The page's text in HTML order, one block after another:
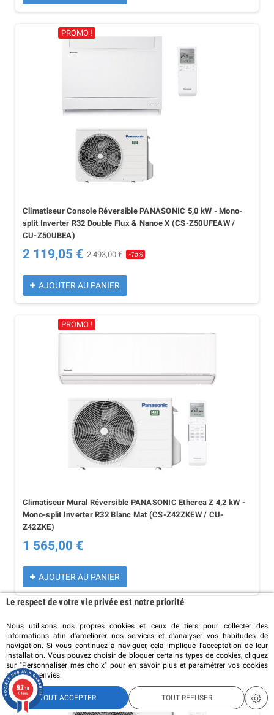
Le respect de votre vie privée est notre priorité
Nous utilisons nos propres cookies et ceux de tiers pour collecter des
informations afin d'améliorer nos services et d'analyser vos habitudes de
navigation. Si vous continuez à naviguer, cela implique l'acceptation de leur
installation. Vous pouvez choisir de bloquer certains types de cookies, cliquez
sur "Personnaliser mes choix" pour en savoir plus et paramétrer vos cookies
selon vos envies.
TOUT ACCEPTER TOUT REFUSER
PROMO !
Climatiseur Console Réversible PANASONIC 5,0 kW - Mono-
split Inverter R32 Double Flux & Nanoe X (CS-Z50UFEAW /
CU-Z50UBEA)
2 119,05 € 2 493,00 € -15%
AJOUTER AU PANIER
PROMO !
Climatiseur Mural Réversible PANASONIC Etherea Z 4,2 kW -
Mono-split Inverter R32 Blanc Mat (CS-Z42ZKEW / CU-
Z42ZKE)
1 565,00 €
AJOUTER AU PANIER
9.7/10
774 avis